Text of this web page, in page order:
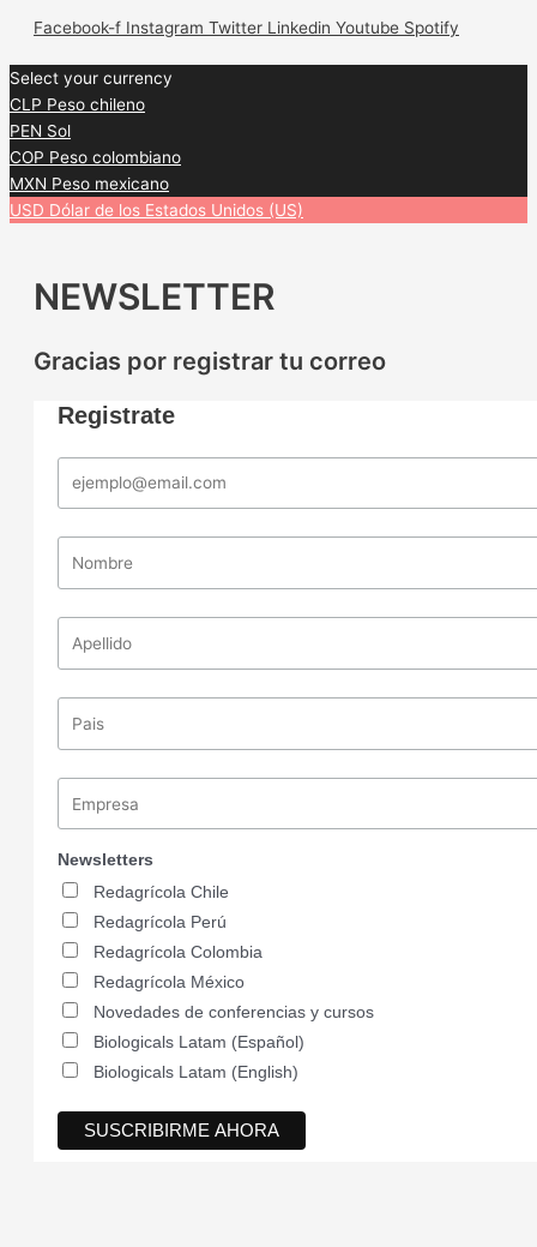
Facebook-f Instagram Twitter Linkedin Youtube Spotify
Select your currency
CLP Peso chileno
PEN Sol
COP Peso colombiano
MXN Peso mexicano
USD Dólar de los Estados Unidos (US)
NEWSLETTER
Gracias por registrar tu correo
Registrate
Newsletters
Redagrícola Chile
Redagrícola Perú
Redagrícola Colombia
Redagrícola México
Novedades de conferencias y cursos
Biologicals Latam (Español)
Biologicals Latam (English)